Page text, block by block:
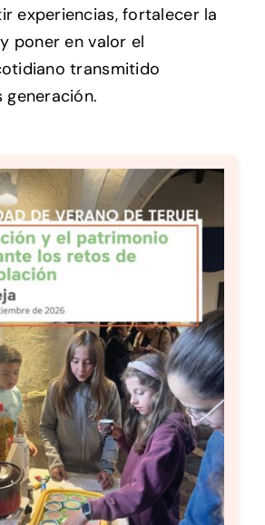
experiencias, fortalecer la
poner en valor el
transmitido